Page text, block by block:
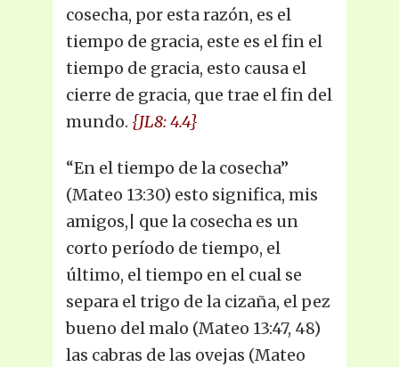
cosecha, por esta razón, es el
tiempo de gracia, este es el fin el
tiempo de gracia, esto causa el
cierre de gracia, que trae el fin del
mundo. {JL8: 4.4}
“En el tiempo de la cosecha”
(Mateo 13:30) esto significa, mis
amigos,| que la cosecha es un
corto período de tiempo, el
último, el tiempo en el cual se
separa el trigo de la cizaña, el pez
bueno del malo (Mateo 13:47, 48)
las cabras de las ovejas (Mateo